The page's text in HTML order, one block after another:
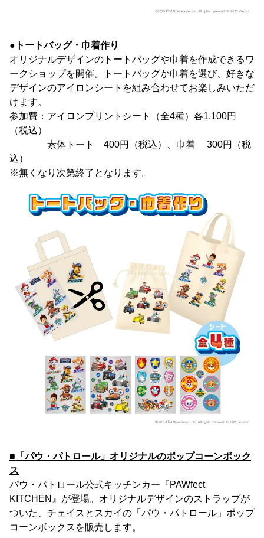
●トートバッグ・巾着作り
オリジナルデザインのトートバッグや巾着を作成できるワ
ークショップを開催。トートバッグか巾着を選び、好きな
デザインのアイロンシートを組み合わせてお楽しみいただ
けます。
参加費：アイロンプリントシート（全4種）各1,100円
（税込）
素体トート 400円（税込）、巾着 300円（税
込）
※無くなり次第終了となります。
■「パウ・パトロール」オリジナルのポップコーンボック
ス
パウ・パトロール公式キッチンカー『PAWfect
KITCHEN』が登場。オリジナルデザインのストラップが
ついた、チェイスとスカイの「パウ・パトロール」ポップ
コーンボックスを販売します。